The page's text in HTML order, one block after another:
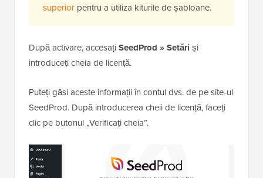
superior pentru a utiliza kiturile de șabloane.
După activare, accesațiSeedProd » Setări și
introduceți cheia de licență.
Puteți găsi aceste informații în contul dvs. de pe site-ul
SeedProd. După introducerea cheii de licență, faceți
clic pe butonul „Verificați cheia”.